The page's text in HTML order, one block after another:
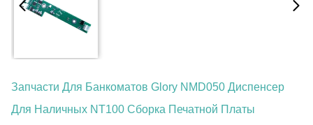
Запчасти Для Банкоматов Glory NMD050 Диспенсер
Для Наличных NT100 Сборка Печатной Платы